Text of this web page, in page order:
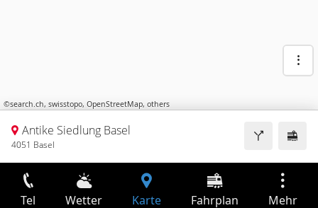
©search.ch, swisstopo, OpenStreetMap, others
Antike Siedlung Basel
4051 Basel
Tel Wetter Karte Fahrplan Mehr